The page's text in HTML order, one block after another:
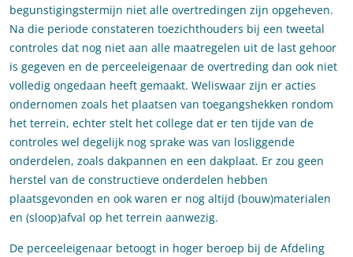
begunstigingstermijn niet alle overtredingen zijn opgeheven.
Na die periode constateren toezichthouders bij een tweetal
controles dat nog niet aan alle maatregelen uit de last gehoor
is gegeven en de perceeleigenaar de overtreding dan ook niet
volledig ongedaan heeft gemaakt. Weliswaar zijn er acties
ondernomen zoals het plaatsen van toegangshekken rondom
het terrein, echter stelt het college dat er ten tijde van de
controles wel degelijk nog sprake was van losliggende
onderdelen, zoals dakpannen en een dakplaat. Er zou geen
herstel van de constructieve onderdelen hebben
plaatsgevonden en ook waren er nog altijd (bouw)materialen
en (sloop)afval op het terrein aanwezig.
De perceeleigenaar betoogt in hoger beroep bij de Afdeling